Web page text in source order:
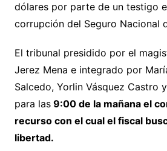
dólares por parte de un testigo
corrupción del Seguro Nacional
El tribunal presidido por el
Jerez Mena e integrado por
Salcedo, Yorlin Vásquez Castro
para las9:00 de la mañana el
recurso con el cual el fiscal
libertad.